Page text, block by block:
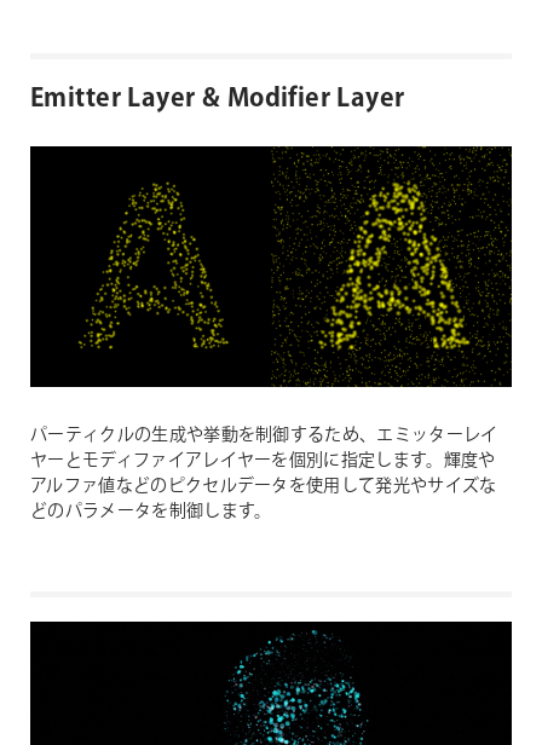
Emitter Layer & Modifier Layer
パーティクルの生成や挙動を制御するため、エミッターレイ
ヤーとモディファイアレイヤーを個別に指定します。輝度や
アルファ値などのピクセルデータを使用して発光やサイズな
どのパラメータを制御します。